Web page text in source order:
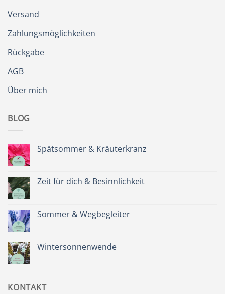
Versand
Zahlungsmöglichkeiten
Rückgabe
AGB
Über mich
BLOG
Spätsommer & Kräuterkranz
Spätsommer
&
Zeit für dich & Besinnlichkeit
Zeit
für
Sommer & Wegbegleiter
Sommer
&
Wintersonnenwende
KONTAKT